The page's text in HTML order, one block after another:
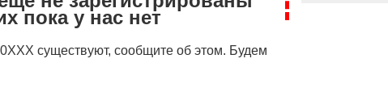
пока у нас нет
существуют, сообщите об этом. Будем